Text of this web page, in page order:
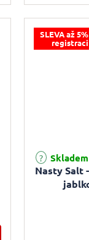
SLEVA až
registraci
Nasty Salt